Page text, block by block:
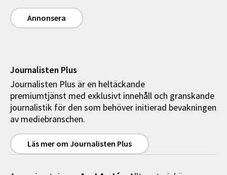
Annonsera
Journalisten Plus
Journalisten Plus är en heltäckande
premiumtjänst med exklusivt innehåll och granskande
journalistik för den som behöver initierad bevakningen
av mediebranschen.
Läs mer om Journalisten Plus